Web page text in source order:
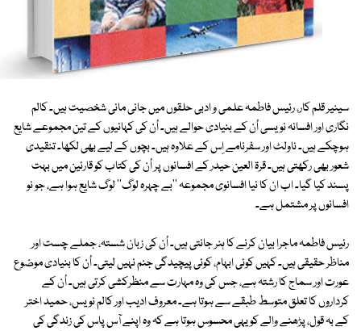
سینیر قلم کار، رئیس فاطمہ علمی و ادبی حلقوں میں جانی مانی شخصیت ہیں۔ کالم
نگاری اور افسانہ نویسی اُن کے بنیادی حوالے ہیں۔ اُن کی کہانیوں کے تین مجموعے شایع
ہوچکے ہیں۔ ناولٹ اور سفرنامے اِس کے علاوہ ہیں۔ بچوں کے لیے بھی لکھا۔ تنقیدی
شعور بھی رکھتی ہیں۔ قرۃ العین حیدر کے افسانوں پر اُن کی کتاب کو قارئین میں بہت
پسند کیا گیا۔ اب ان کا نیا افسانوی مجموعہ ''بے چہرہ لوگ'' لوگ شایع ہوا ہے، جو نو
افسانوں پر مشتمل ہے۔
رئیس فاطمہ ماجرا بیان کرنے کا ہنر جانتی ہیں۔ اُن کی زبان شستہ، جملے چست اور
مناظر حقیقی ہیں۔ کہیں کوئی ابہام، کوئی پیچیدگی جنم نہیں لیتی۔ اُن کا بنیادی موضوع
عورت اور سماج کا رشتہ ہے، جس کی وہ مہارت سے منظرکشی کرتی ہیں۔ اُن کے
کرداروں کا تعلق متوسط طبقے سے ہوتا ہے۔ معروف ادیب اور کالم نویس، حمید اختر
کے بہ قول، پڑھنے والے کو یہی محسوس ہوتا ہے کہ وہ اپنے آس پاس کی زندگی کی